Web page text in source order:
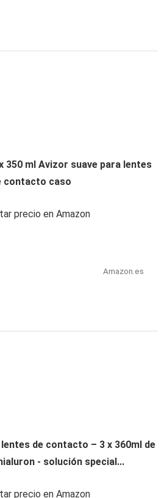
350 ml Avizor suave para lentes
contacto caso
precio en Amazon
Amazon.es
de contacto – 3 x 360ml de
- solución special...
precio en Amazon